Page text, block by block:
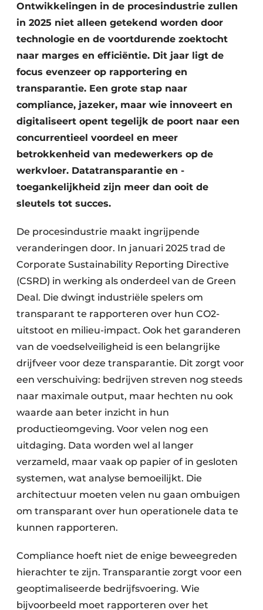
Video’s
Ontwikkelingen in de procesindustrie zullen
in 2025 niet alleen getekend worden door
technologie en de voortdurende zoektocht
naar marges en efficiëntie. Dit jaar ligt de
focus evenzeer op rapportering en
transparantie. Een grote stap naar
compliance, jazeker, maar wie innoveert en
digitaliseert opent tegelijk de poort naar een
concurrentieel voordeel en meer
betrokkenheid van medewerkers op de
werkvloer. Datatransparantie en -
toegankelijkheid zijn meer dan ooit de
sleutels tot succes.
De procesindustrie maakt ingrijpende
veranderingen door. In januari 2025 trad de
Corporate Sustainability Reporting Directive
(CSRD) in werking als onderdeel van de Green
Deal. Die dwingt industriële spelers om
transparant te rapporteren over hun CO2-
uitstoot en milieu-impact. Ook het garanderen
van de voedselveiligheid is een belangrijke
drijfveer voor deze transparantie. Dit zorgt voor
een verschuiving: bedrijven streven nog steeds
naar maximale output, maar hechten nu ook
waarde aan beter inzicht in hun
productieomgeving. Voor velen nog een
uitdaging. Data worden wel al langer
verzameld, maar vaak op papier of in gesloten
systemen, wat analyse bemoeilijkt. Die
architectuur moeten velen nu gaan ombuigen
om transparant over hun operationele data te
kunnen rapporteren.
Compliance hoeft niet de enige beweegreden
hierachter te zijn. Transparantie zorgt voor een
geoptimaliseerde bedrijfsvoering. Wie
bijvoorbeeld moet rapporteren over het